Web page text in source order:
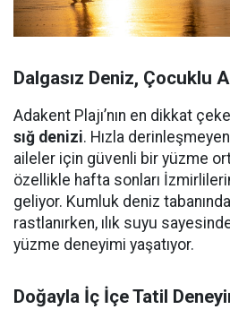
Dalgasız Deniz, Çocuklu
Adakent Plajı’nın en dikkat
sığ denizi. Hızla
aileler için güvenli bir yüzme
özellikle hafta sonları
geliyor. Kumluk deniz
rastlanırken, ılık suyu
yüzme deneyimi yaşatıyor.
Doğayla İç İçe Tatil